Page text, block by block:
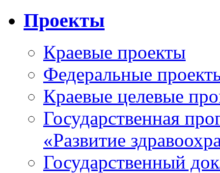
Проекты
Краевые проекты
Федеральные
Краевые целевые
Государственная
«Развитие
Государственный